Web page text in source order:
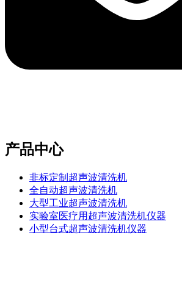
产品中心
非标定制超声波清洗机
全自动超声波清洗机
大型工业超声波清洗机
实验室医疗用超声波清洗机仪器
小型台式超声波清洗机仪器